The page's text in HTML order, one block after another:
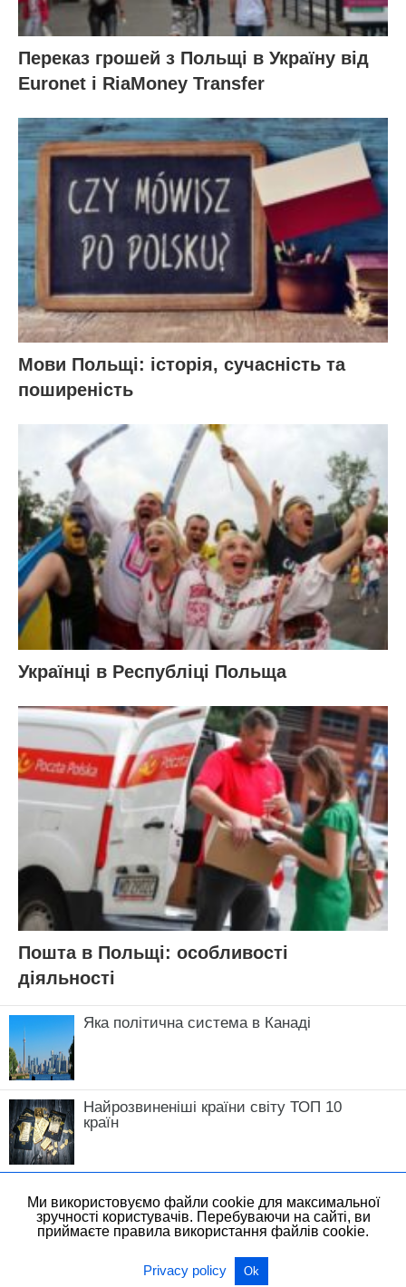
Переказ грошей з Польщі в Україну від
Euronet і RiaMoney Transfer
Мови Польщі: історія, сучасність та
поширеність
Українці в Республіці Польща
Пошта в Польщі: особливості
діяльності
Яка політична система в Канаді
Найрозвиненіші країни світу ТОП 10
країн
Ми використовуємо файли cookie для максимальної
зручності користувачів. Перебуваючи на сайті, ви
приймаєте правила використання файлів cookie.
Privacy policy Ok